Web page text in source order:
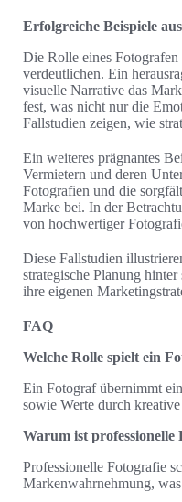
Erfolgreiche Beispiele
Die Rolle eines Fotografen
verdeutlichen. Ein
visuelle Narrative das
fest, was nicht nur die
Fallstudien zeigen, wie
Ein weiteres prägnantes
Vermietern und deren
Fotografien und die
Marke bei. In der
von hochwertiger
Diese Fallstudien
strategische Planung
ihre eigenen
FAQ
Welche Rolle spielt ein
Ein Fotograf übernimmt
sowie Werte durch
Warum ist
Professionelle Fotografie
Markenwahrnehmung,